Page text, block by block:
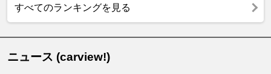
すべてのランキングを見る
ニュース (carview!)